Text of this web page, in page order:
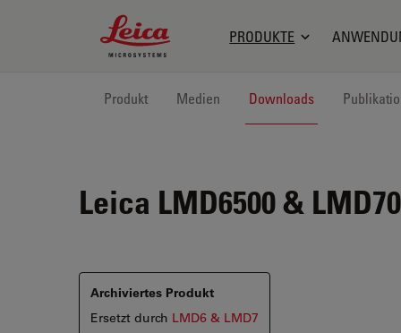
Leica Microsystems Logo
PRODUKTE
Produkt Medien Downloads
Leica LMD6500 &
Archiviertes Produkt
Ersetzt durch LMD6 & LMD7